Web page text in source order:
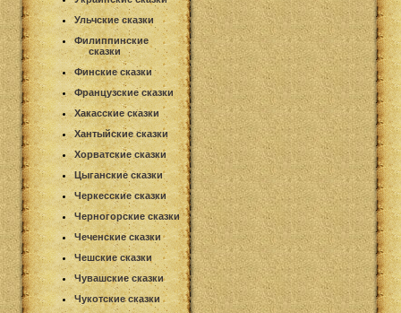
Ульчские сказки
Филиппинские
сказки
Финские сказки
Французские сказки
Хакасские сказки
Хантыйские сказки
Хорватские сказки
Цыганские сказки
Черкесские сказки
Черногорские сказки
Чеченские сказки
Чешские сказки
Чувашские сказки
Чукотские сказки